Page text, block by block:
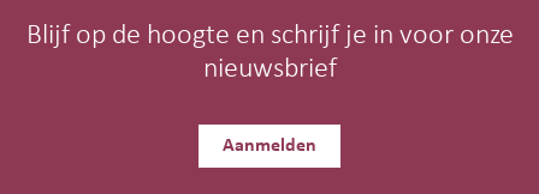
Blijf op de hoogte en schrijf je in voor onze
nieuwsbrief
Aanmelden